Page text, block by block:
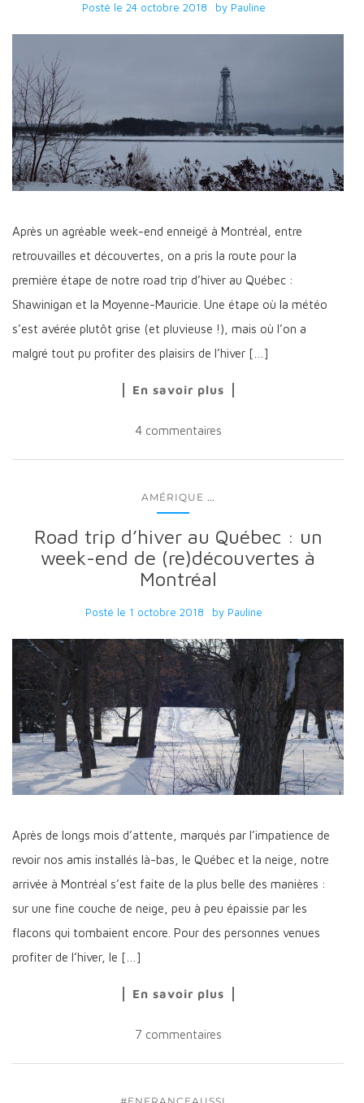
Posté le 24 octobre 2018 by Pauline
Après un agréable week-end enneigé à Montréal, entre
retrouvailles et découvertes, on a pris la route pour la
première étape de notre road trip d’hiver au Québec :
Shawinigan et la Moyenne-Mauricie. Une étape où la météo
s’est avérée plutôt grise (et pluvieuse !), mais où l’on a
malgré tout pu profiter des plaisirs de l’hiver […]
En savoir plus
4 commentaires
AMÉRIQUE
Road trip d’hiver au Québec : un
week-end de (re)découvertes à
Montréal
Posté le 1 octobre 2018 by Pauline
Après de longs mois d’attente, marqués par l’impatience de
revoir nos amis installés là-bas, le Québec et la neige, notre
arrivée à Montréal s’est faite de la plus belle des manières :
sur une fine couche de neige, peu à peu épaissie par les
flacons qui tombaient encore. Pour des personnes venues
profiter de l’hiver, le […]
En savoir plus
7 commentaires